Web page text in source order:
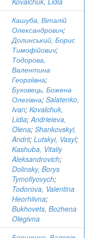
Кашуба, Віталій
Олександрович;
Долинський, Борис
Тимофійович;
Тодорова,
Валентина
Георгіївна;
Буховець, Божена
Олегівна; Salatenko,
Ivan; Kovalchuk,
Lidia;Andrieieva,
Olena; Shankovskyi,
Andrii; Lutskyi, Vasyl;
Kashuba, Vitaliy
Aleksandrovich;
Dolinsky, Borys
Tymofiyovych;
Todorova, Valentina
Heorhiivna;
Bukhovets, Bozhena
Olegivna